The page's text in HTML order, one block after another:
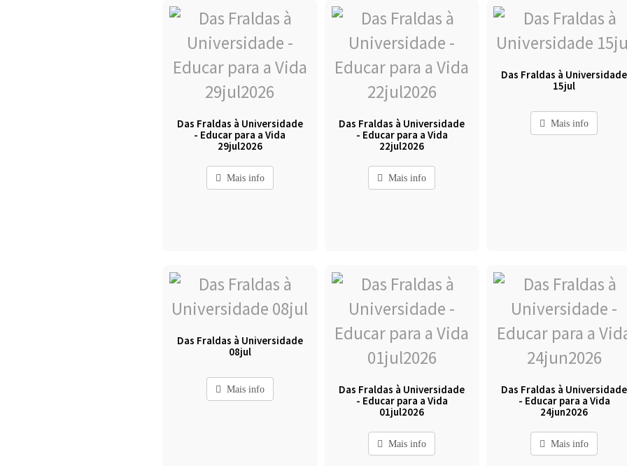
Das Fraldas à Universidade
- Educar para a Vida
29jul2026
Mais info
Das Fraldas à Universidade
- Educar para a Vida
22jul2026
Mais info
Das Fraldas à Universidade
15jul
Mais info
Das Fraldas à Universidade
08jul
Mais info
Das Fraldas à Universidade
- Educar para a Vida
01jul2026
Mais info
Das Fraldas à Universidade
- Educar para a Vida
24jun2026
Mais info